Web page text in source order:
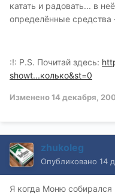
катать и радовать... в
определённые средства
:!: P.S. Почитай здесь:
showt...колько&st=0
Изменено14 декабря,
zhukoleg
Опубликовано 14
Я когда Моню собирался